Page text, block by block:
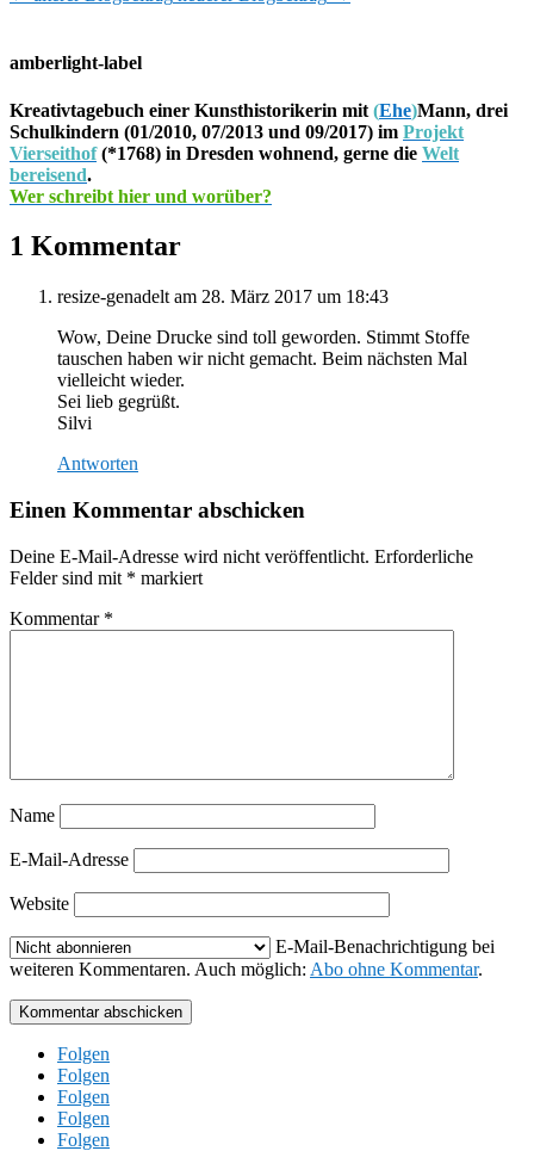
amberlight-label
Kreativtagebuch einer Kunsthistorikerin mit (Ehe)Mann, drei
Schulkindern (01/2010, 07/2013 und 09/2017) im Projekt
Vierseithof(*1768) in Dresden wohnend, gerne die Welt
bereisend.
Wer schreibt hier und worüber?
1 Kommentar
resize-genadelt am 28. März 2017 um 18:43
Wow, Deine Drucke sind toll geworden. Stimmt Stoffe
tauschen haben wir nicht gemacht. Beim nächsten Mal
vielleicht wieder.
Sei lieb gegrüßt.
Silvi
Antworten
Einen Kommentar abschicken
Deine E-Mail-Adresse wird nicht veröffentlicht. Erforderliche
Felder sind mit * markiert
Kommentar *
Name
E-Mail-Adresse
Website
E-Mail-Benachrichtigung bei
weiteren Kommentaren. Auch möglich: Abo ohne Kommentar.
Kommentar abschicken
Folgen
Folgen
Folgen
Folgen
Folgen